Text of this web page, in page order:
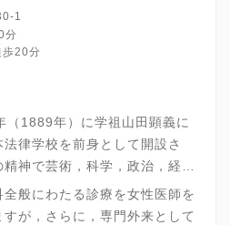
1
分
歩20分
（1889年）に学祖山田顕義に
律学校を前身として開設さ
神で芸術，科学，政治，経
で貢献をしています。
般にわたる診療を女性医師を
が，さらに，専門外来として